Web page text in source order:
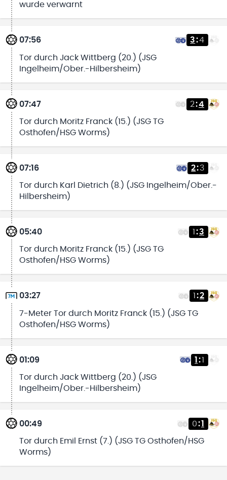
wurde verwarnt
07:56 3:4
Tor durch Jack Wittberg (20.) (JSG
Ingelheim/Ober.-Hilbersheim)
07:47 2:4
Tor durch Moritz Franck (15.) (JSG TG
Osthofen/HSG Worms)
07:16 2:3
Tor durch Karl Dietrich (8.) (JSG Ingelheim/Ober.-
Hilbersheim)
05:40 1 :3
Tor durch Moritz Franck (15.) (JSG TG
Osthofen/HSG Worms)
03:27 1 :2
7-Meter Tor durch Moritz Franck (15.) (JSG TG
Osthofen/HSG Worms)
01:09 1 :1
Tor durch Jack Wittberg (20.) (JSG
Ingelheim/Ober.-Hilbersheim)
00:49 0:1
Tor durch Emil Ernst (7.) (JSG TG Osthofen/HSG
Worms)